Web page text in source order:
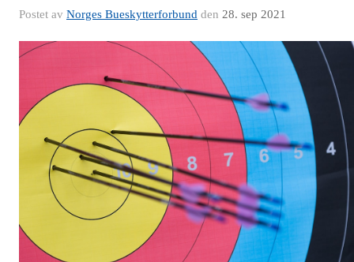
Postet av Norges Bueskytterforbund den 28. sep 2021